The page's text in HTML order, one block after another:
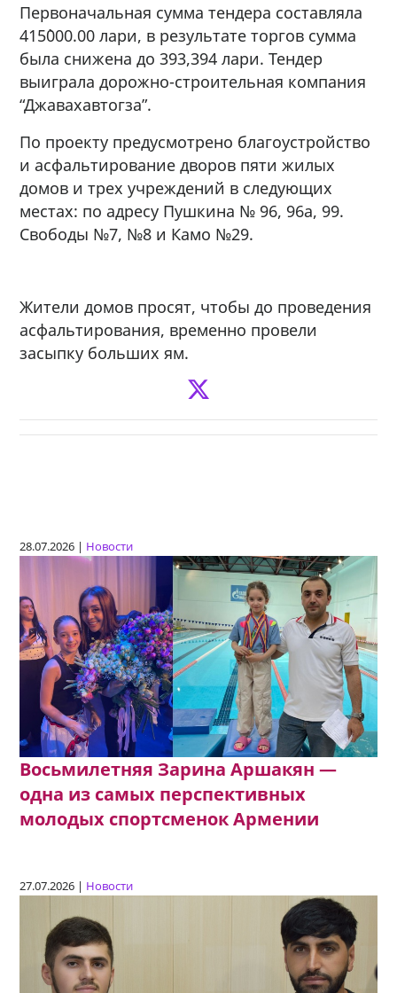
Первоначальная сумма тендера составляла
415`000.00 лари, в результате торгов сумма
была снижена до 393,394 лари. Тендер
выиграла дорожно-строительная компания
“Джавахавтогза”.
По проекту предусмотрено благоустройство
и асфальтирование дворов пяти жилых
домов и трех учреждений в следующих
местах: по адресу Пушкина № 96, 96а, 99.
Свободы №7, №8 и Камо №29.
Жители домов просят, чтобы до проведения
асфальтирования, временно провели
засыпку больших ям.
28.07.2026 | Новости
Восьмилетняя Зарина Аршакян —
одна из самых перспективных
молодых спортсменок Армении
27.07.2026 | Новости